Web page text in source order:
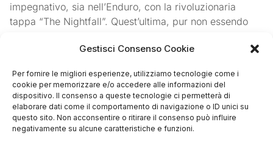
Gestisci Consenso Cookie
Per fornire le migliori esperienze, utilizziamo tecnologie come i
cookie per memorizzare e/o accedere alle informazioni del
dispositivo. Il consenso a queste tecnologie ci permetterà di
elaborare dati come il comportamento di navigazione o ID unici su
questo sito. Non acconsentire o ritirare il consenso può influire
negativamente su alcune caratteristiche e funzioni.
impegnativo, sia nell’Enduro, con la rivoluzionaria
tappa “The Nightfall”. Quest’ultima, pur non essendo
spettacolo unico e coinvolgente, pensato per
ponendo l’accento sull’atmosfera del live event
piuttosto che sulla trasmissione televisiva.
L’impegno di La Thuile si estende ben oltre i percorsi di
gara, abbracciando un’offerta completa per i visitatori.